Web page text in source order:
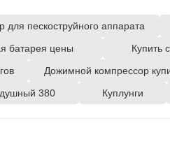
для пескоструйного аппарата
батарея цены
Купить
Дожимной компрессор
380
Куплунги